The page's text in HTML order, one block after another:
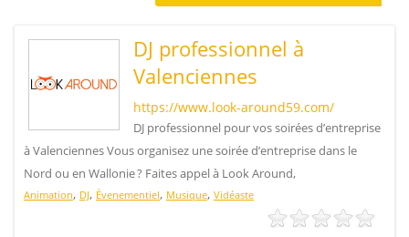
DJ professionnel à
Valenciennes
https://www.look-around59.com/
DJ professionnel pour vos soirées d’entreprise
à Valenciennes Vous organisez une soirée d’entreprise dans le
Nord ou en Wallonie ? Faites appel à Look Around,
Animation, DJ, Évenementiel, Musique, Vidéaste